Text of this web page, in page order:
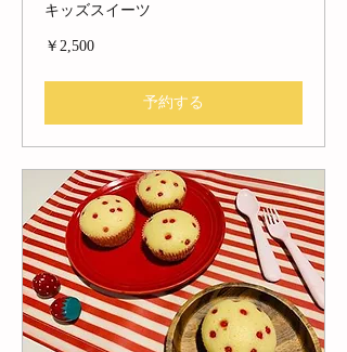
キッズスイーツ
2,500
円
￥2,500
予約する